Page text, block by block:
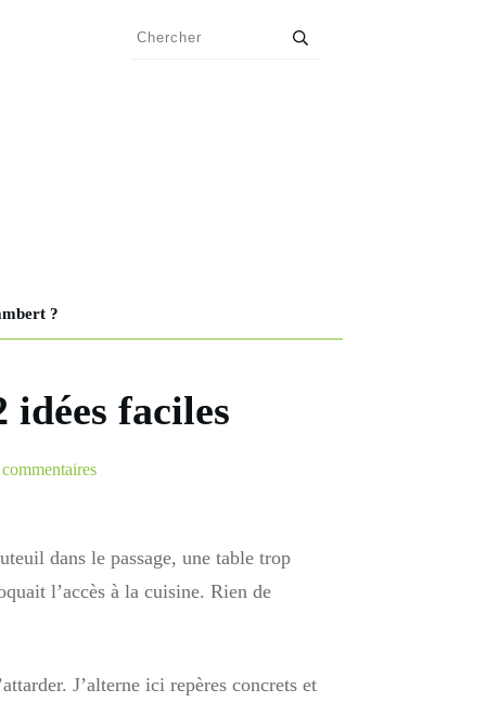
?
idées faciles
dans le passage, une table trop
l’accès à la cuisine. Rien de
J’alterne ici repères concrets et